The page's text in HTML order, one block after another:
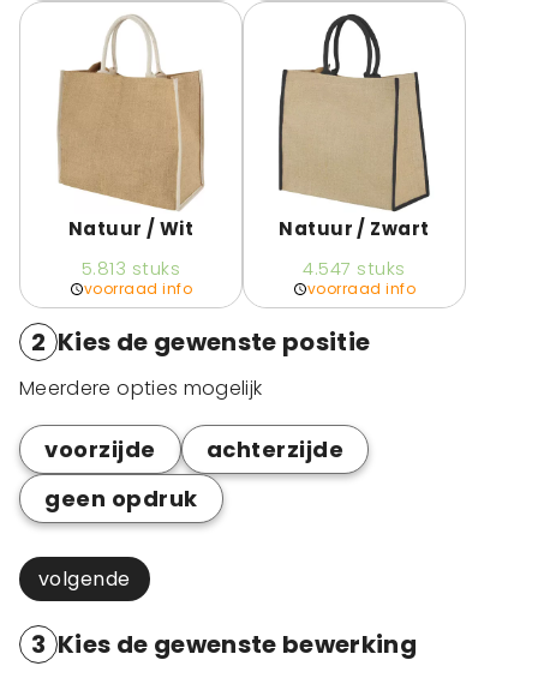
Natuur / Wit
5.813 stuks
voorraad info
Natuur / Zwart
4.547 stuks
voorraad info
2 Kies de gewenste positie
Meerdere opties mogelijk
voorzijde
achterzijde
geen opdruk
volgende
3 Kies de gewenste bewerking